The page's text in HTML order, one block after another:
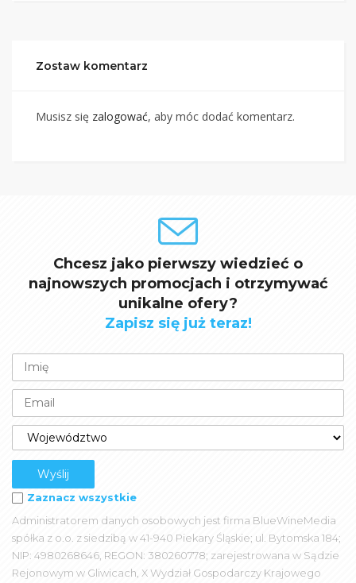
Zostaw komentarz
Musisz się zalogować, aby móc dodać komentarz.
Chcesz jako pierwszy wiedzieć o
najnowszych promocjach i otrzymywać
unikalne ofery?
Zapisz się już teraz!
Zaznacz wszystkie
Administratorem danych osobowych jest firma BlueWineMedia
spółka z o.o. z siedzibą w 41-940 Piekary Śląskie; ul. Bytomska 184;
NIP: 4980268646, REGON: 380260778; zarejestrowana w Sądzie
Rejonowym w Gliwicach, X Wydział Gospodarczy Krajowego